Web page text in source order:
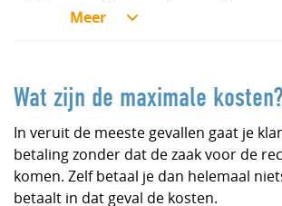
Wat zijn de maximale kosten?
In veruit de meeste gevallen gaat je
betaling zonder dat de zaak voor de
komen. Zelf betaal je dan helemaal
betaalt in dat geval de kosten.